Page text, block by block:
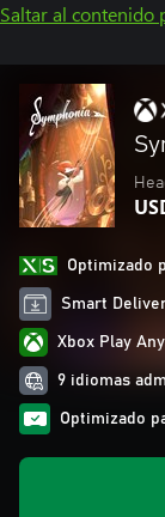
Saltar al contenido
Optimizado
Smart
Xbox Play
9 idiomas
Optimizado